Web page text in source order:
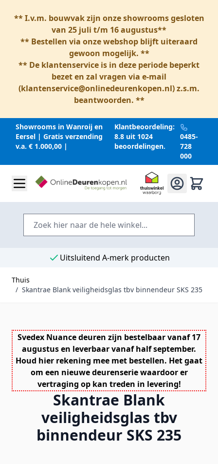
** I.v.m. bouwvak zijn onze showrooms gesloten
van 25 juli t/m 16 augustus**
** Bestellen via onze webshop blijft uiteraard
gewoon mogelijk. **
** De klantenservice is in deze periode beperkt
bezet en zal vragen via e-mail
(klantenservice@onlinedeurenkopen.nl) z.s.m.
beantwoorden. **
Showrooms in Wanroij en
Eersel | Gratis verzending
v.a. € 1.000,00 |
Klantbeoordeling:
8.8 uit 1024
beoordelingen.
0485-
728
000
Uitsluitend A-merk producten
Thuis
/ Skantrae Blank veiligheidsglas tbv binnendeur SKS 235
Svedex Nuance deuren zijn bestelbaar vanaf 17
augustus en leverbaar vanaf half september.
Houd hier rekening mee met bestellen. Het gaat
om een nieuwe deurenserie waardoor er
vertraging op kan treden in levering!
Skantrae Blank
veiligheidsglas tbv
binnendeur SKS 235